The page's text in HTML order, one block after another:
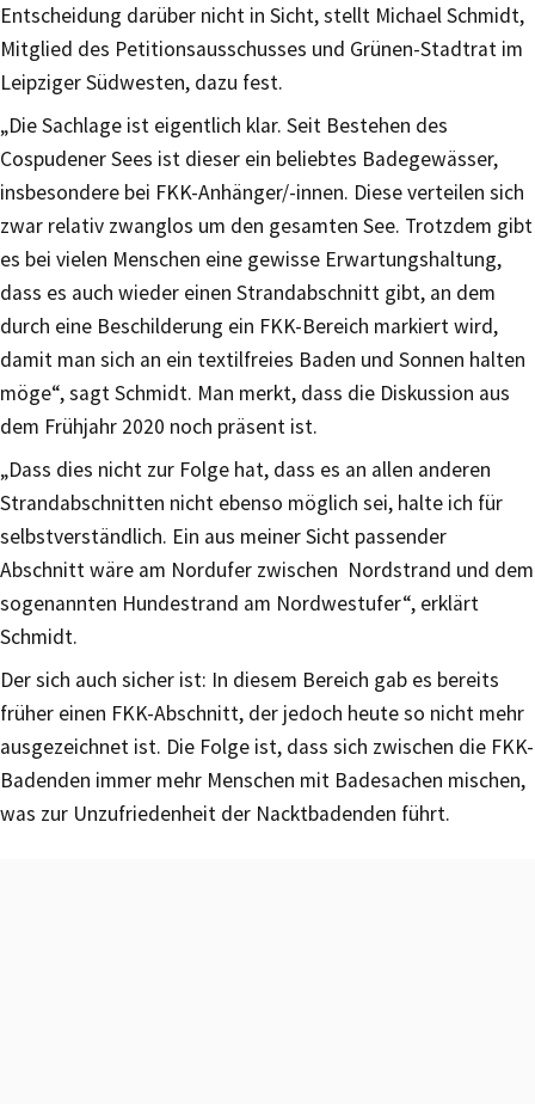
Entscheidung darüber nicht in Sicht, stellt Michael Schmidt,
Mitglied des Petitionsausschusses und Grünen-Stadtrat im
Leipziger Südwesten, dazu fest.
„Die Sachlage ist eigentlich klar. Seit Bestehen des
Cospudener Sees ist dieser ein beliebtes Badegewässer,
insbesondere bei FKK-Anhänger/-innen. Diese verteilen sich
zwar relativ zwanglos um den gesamten See. Trotzdem gibt
es bei vielen Menschen eine gewisse Erwartungshaltung,
dass es auch wieder einen Strandabschnitt gibt, an dem
durch eine Beschilderung ein FKK-Bereich markiert wird,
damit man sich an ein textilfreies Baden und Sonnen halten
möge“, sagt Schmidt. Man merkt, dass die Diskussion aus
dem Frühjahr 2020 noch präsent ist.
„Dass dies nicht zur Folge hat, dass es an allen anderen
Strandabschnitten nicht ebenso möglich sei, halte ich für
selbstverständlich. Ein aus meiner Sicht passender
Abschnitt wäre am Nordufer zwischen Nordstrand und dem
sogenannten Hundestrand am Nordwestufer“, erklärt
Schmidt.
Der sich auch sicher ist: In diesem Bereich gab es bereits
früher einen FKK-Abschnitt, der jedoch heute so nicht mehr
ausgezeichnet ist. Die Folge ist, dass sich zwischen die FKK-
Badenden immer mehr Menschen mit Badesachen mischen,
was zur Unzufriedenheit der Nacktbadenden führt.